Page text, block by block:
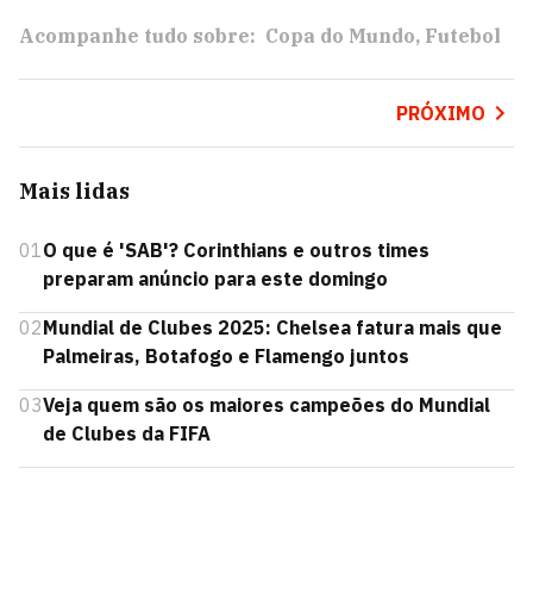
Acompanhe tudo sobre: Copa do Mundo Futebol
PRÓXIMO
Mais lidas
01O que é 'SAB'? Corinthians e outros times
preparam anúncio para este domingo
02Mundial de Clubes 2025: Chelsea fatura mais que
Palmeiras, Botafogo e Flamengo juntos
03Veja quem são os maiores campeões do Mundial
de Clubes da FIFA